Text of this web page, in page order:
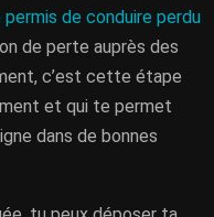
de conduire perdu
de perte auprès des
c’est cette étape
et qui te permet
dans de bonnes